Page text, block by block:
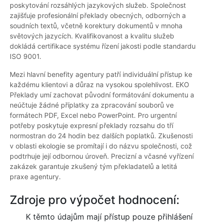
poskytování rozsáhlých jazykových služeb. Společnost
zajišťuje profesionální překlady obecných, odborných a
soudních textů, včetně korektury dokumentů v mnoha
světových jazycích. Kvalifikovanost a kvalitu služeb
dokládá certifikace systému řízení jakosti podle standardu
ISO 9001.
Mezi hlavní benefity agentury patří individuální přístup ke
každému klientovi a důraz na vysokou spolehlivost. EKO
Překlady umí zachovat původní formátování dokumentu a
neúčtuje žádné příplatky za zpracování souborů ve
formátech PDF, Excel nebo PowerPoint. Pro urgentní
potřeby poskytuje expresní překlady rozsahu do tří
normostran do 24 hodin bez dalších poplatků. Zkušenosti
v oblasti ekologie se promítají i do názvu společnosti, což
podtrhuje její odbornou úroveň. Precizní a včasné vyřízení
zakázek garantuje zkušený tým překladatelů a letitá
praxe agentury.
Zdroje pro výpočet hodnocení:
K těmto údajům mají přístup pouze přihlášení